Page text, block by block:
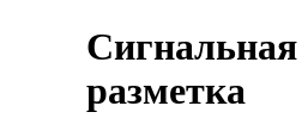
Сигнальная
разметка